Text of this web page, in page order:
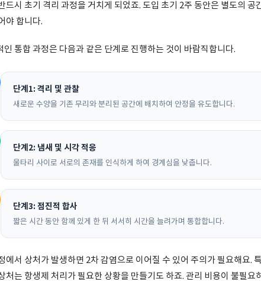
드시 초기 격리 과정을 거치게 되었죠. 도입 초기 2주 동안은 별도의 공
야 합니다.
인 통합 과정은 다음과 같은 단계로 진행하는 것이 바람직합니다.
단계1: 격리 및 관찰
새로운 수양을 기존 무리와 분리된 공간에 배치하여 안정을 유도합니다.
단계2: 냄새 및 시각 적응
울타리 사이로 서로의 존재를 인식하게 하여 경계심을 낮춥니다.
단계3: 점진적 합사
짧은 시간 동안 함께 있게 한 뒤 서서히 시간을 늘려가며 통합합니다.
에서 상처가 발생하면 2차 감염으로 이어질 수 있어 주의가 필요해요.
처는 항생제 처리가 필요한 상황을 만들기도 하죠. 관리 비용이 불필요